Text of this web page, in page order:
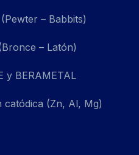
– Babbits)
– Latón)
y BERAMETAL
(Zn, Al, Mg)